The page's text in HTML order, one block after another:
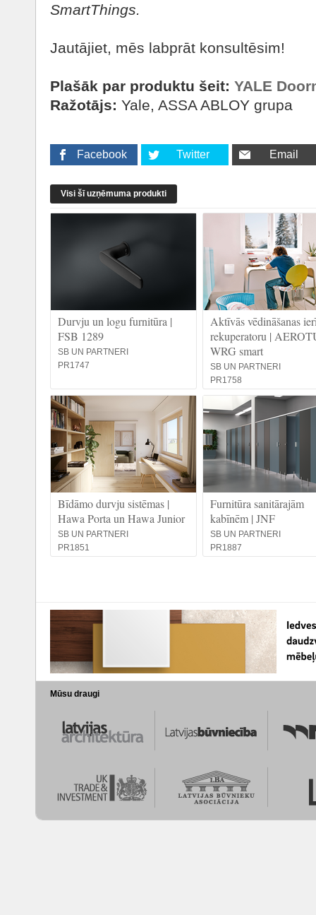
SmartThings.
Jautājiet, mēs labprāt konsultēsim!
Plašāk par produktu šeit: YALE
Ražotājs: Yale, ASSA ABLOY grupa
Facebook Twitter Email
Visi šī uzņēmuma produkti
Durvju un logu furnitūra |
FSB 1289
SB UN PARTNERI
PR1747
Aktīvās vēdināšanas
rekuperatoru |
WRG smart
SB UN PARTNERI
PR1758
Bīdāmo durvju sistēmas |
Hawa Porta un Hawa Junior
SB UN PARTNERI
PR1851
Furnitūra sanitārajām
kabīnēm | JNF
SB UN PARTNERI
PR1887
Mūsu draugi